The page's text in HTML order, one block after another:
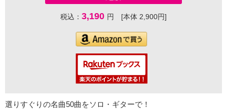
税込： 3,190 円 [本体 2,900円]
選りすぐりの名曲50曲をソロ・ギターで！